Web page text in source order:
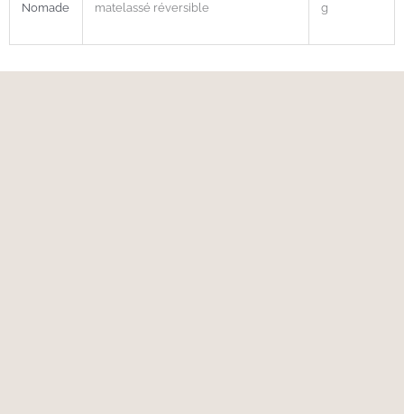
Nomade
matelassé réversible
g